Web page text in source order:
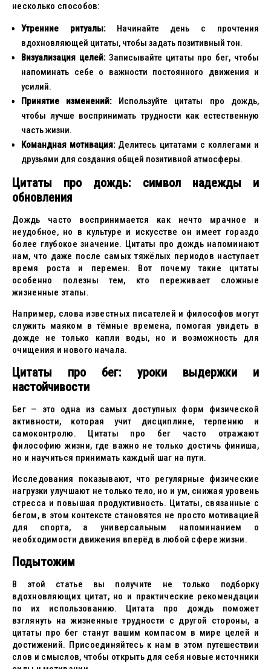
несколько способов:
Утренние ритуалы:Начинайте день с прочтения
вдохновляющей цитаты, чтобы задать позитивный тон.
Визуализация целей:Записывайте цитаты про бег, чтобы
напоминать себе о важности постоянного движения и
усилий.
Принятие изменений:Используйте цитаты про дождь,
чтобы лучше воспринимать трудности как естественную
часть жизни.
Командная мотивация:Делитесь цитатами с коллегами и
друзьями для создания общей позитивной атмосферы.
Цитаты про дождь: символ надежды и
обновления
Дождь часто воспринимается как нечто мрачное и
неудобное, но в культуре и искусстве он имеет гораздо
более глубокое значение. Цитаты про дождь напоминают
нам, что даже после самых тяжёлых периодов наступает
время роста и перемен. Вот почему такие цитаты
особенно полезны тем, кто переживает сложные
жизненные этапы.
Например, слова известных писателей и философов могут
служить маяком в тёмные времена, помогая увидеть в
дожде не только капли воды, но и возможность для
очищения и нового начала.
Цитаты про бег: уроки выдержки и
настойчивости
Бег — это одна из самых доступных форм физической
активности, которая учит дисциплине, терпению и
самоконтролю. Цитаты про бег часто отражают
философию жизни, где важно не только достичь финиша,
но и научиться принимать каждый шаг на пути.
Исследования показывают, что регулярные физические
нагрузки улучшают не только тело, но и ум, снижая уровень
стресса и повышая продуктивность. Цитаты, связанные с
бегом, в этом контексте становятся не просто мотивацией
для спорта, а универсальным напоминанием о
необходимости движения вперёд в любой сфере жизни.
Подытожим
В этой статье вы получите не только подборку
вдохновляющих цитат, но и практические рекомендации
по их использованию. Цитата про дождь поможет
взглянуть на жизненные трудности с другой стороны, а
цитаты про бег станут вашим компасом в мире целей и
достижений. Присоединяйтесь к нам в этом путешествии
слов и смыслов, чтобы открыть для себя новые источники